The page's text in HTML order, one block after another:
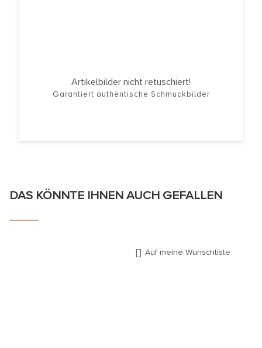
Artikelbilder nicht retuschiert!
Garantiert authentische Schmuckbilder
DAS KÖNNTE IHNEN AUCH GEFALLEN
Auf meine Wunschliste